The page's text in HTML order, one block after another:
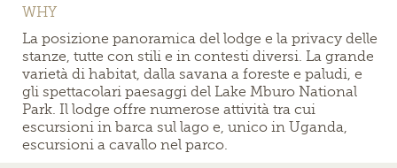
WHY
La posizione panoramica del lodge e la privacy delle
stanze, tutte con stili e in contesti diversi. La grande
varietà di habitat, dalla savana a foreste e paludi, e
gli spettacolari paesaggi del Lake Mburo National
Park. Il lodge offre numerose attività tra cui
escursioni in barca sul lago e, unico in Uganda,
escursioni a cavallo nel parco.